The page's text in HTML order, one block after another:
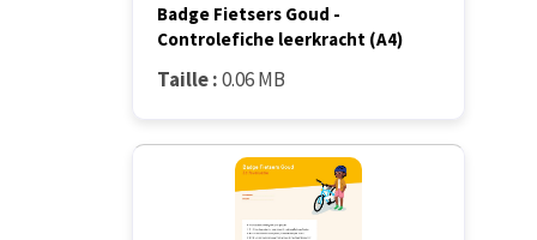
Badge Fietsers Goud -
Controlefiche leerkracht (A4)
Taille :0.06 MB